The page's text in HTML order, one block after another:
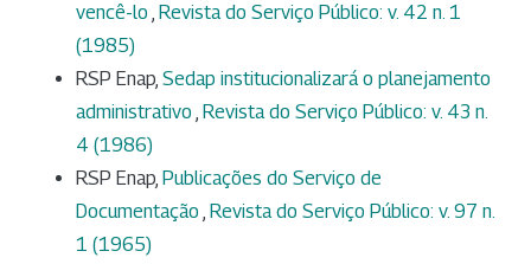
vencê-lo , Revista do Serviço Público: v. 42 n. 1
(1985)
RSP Enap, Sedap institucionalizará o planejamento
administrativo , Revista do Serviço Público: v. 43 n.
4 (1986)
RSP Enap, Publicações do Serviço de
Documentação , Revista do Serviço Público: v. 97 n.
1 (1965)